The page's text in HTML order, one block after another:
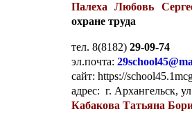
Палеха Любовь
охране труда
тел. 8(8182) 29-09-74
эл.почта:
сайт: https://
адрес: г. Архангельск,
Кабакова Татьяна